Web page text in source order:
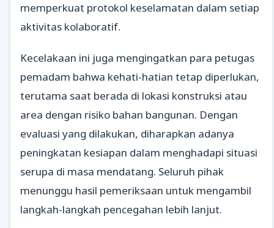
memperkuat protokol keselamatan dalam setiap
aktivitas kolaboratif.
Kecelakaan ini juga mengingatkan para petugas
pemadam bahwa kehati-hatian tetap diperlukan,
terutama saat berada di lokasi konstruksi atau
area dengan risiko bahan bangunan. Dengan
evaluasi yang dilakukan, diharapkan adanya
peningkatan kesiapan dalam menghadapi situasi
serupa di masa mendatang. Seluruh pihak
menunggu hasil pemeriksaan untuk mengambil
langkah-langkah pencegahan lebih lanjut.